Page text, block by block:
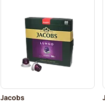
Kaffeekapseln von Segafredo
Kaffeekapseln von Café René
Kapseln für Nespresso®
Jacobs